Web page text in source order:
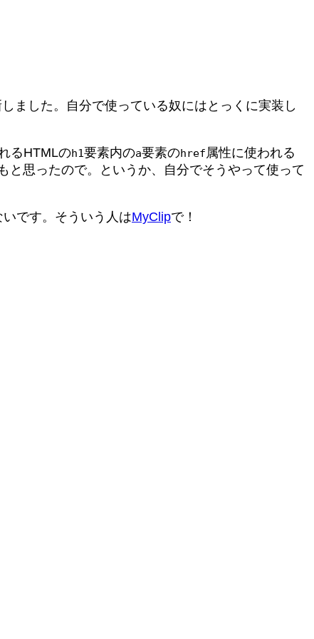
ました。自分で使っている奴にはとっくに実装し
るHTMLのh1要素内のa要素のhref属性に使われる
思ったので。というか、自分でそうやって使って
です。そういう人はMyClipで！